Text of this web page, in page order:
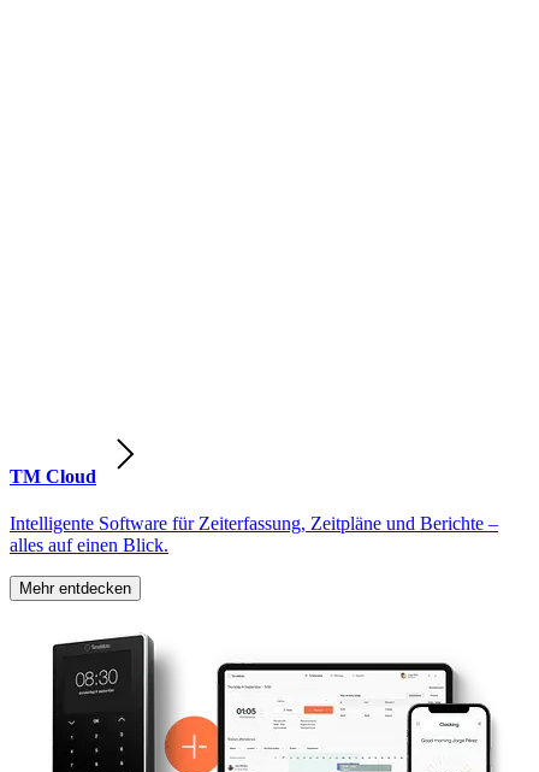
TM Cloud
Intelligente Software für Zeiterfassung, Zeitpläne und Berichte –
alles auf einen Blick.
Mehr entdecken